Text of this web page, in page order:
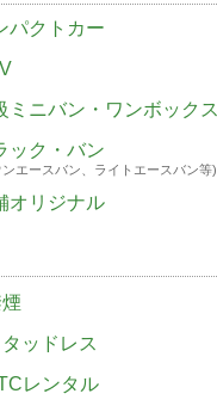
パクトカー
ミニバン・ワンボックス
ック・バン
エースバン、ライトエースバン等)
オリジナル
ッドレス
レンタル